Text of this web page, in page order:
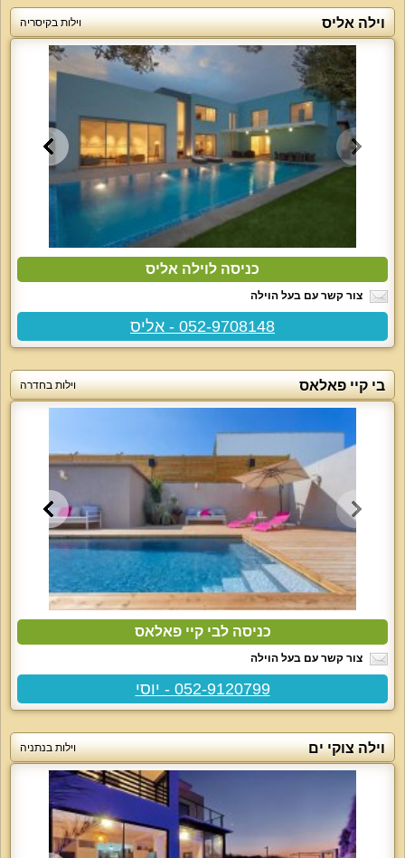
וילה אליס וילות בקיסריה
כניסה לוילה אליס
צור קשר עם בעל הוילה
052-9708148 - אליס
בי קיי פאלאס וילות בחדרה
כניסה לבי קיי פאלאס
צור קשר עם בעל הוילה
052-9120799 - יוסי
וילה צוקי ים וילות בנתניה